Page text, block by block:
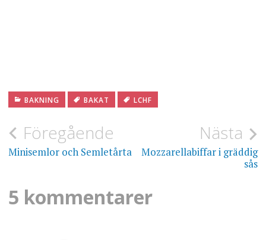
BAKNING BAKAT LCHF
Inläggsnavigering
Föregående
Minisemlor och Semletårta
Nästa
Mozzarellabiffar i gräddig
sås
5 kommentarer